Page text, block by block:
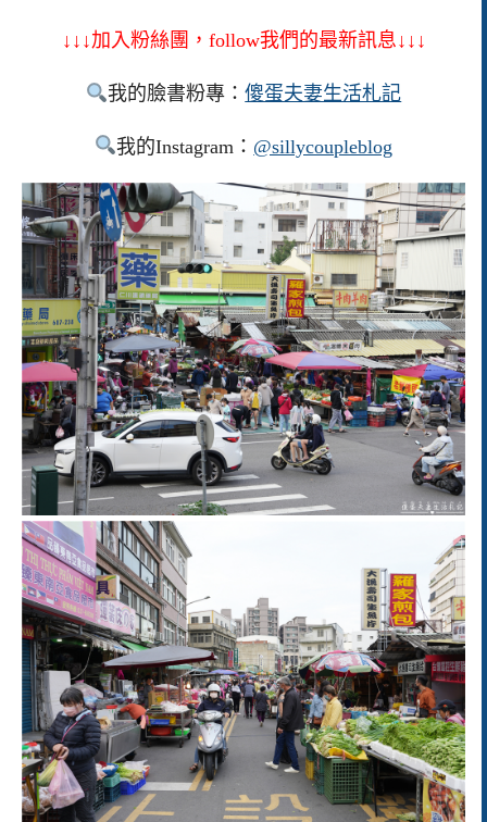
↓↓↓加入粉絲團，follow我們的最新訊息↓↓↓
我的臉書粉專：傻蛋夫妻生活札記
我的Instagram： @sillycoupleblog